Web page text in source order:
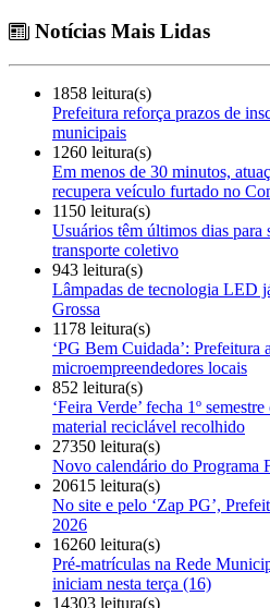
Notícias Mais Lidas
1858 leitura(s)
Prefeitura reforça prazos de
municipais
1260 leitura(s)
Em menos de 30 minutos,
recupera veículo furtado no
1150 leitura(s)
Usuários têm últimos dias
transporte coletivo
943 leitura(s)
Lâmpadas de tecnologia LED
Grossa
1178 leitura(s)
‘PG Bem Cuidada’: Prefeitura
microempreendedores locais
852 leitura(s)
‘Feira Verde’ fecha 1º
material reciclável recolhido
27350 leitura(s)
Novo calendário do Programa
20615 leitura(s)
No site e pelo ‘Zap PG’,
2026
16260 leitura(s)
Pré-matrículas na Rede
iniciam nesta terça (16)
14303 leitura(s)